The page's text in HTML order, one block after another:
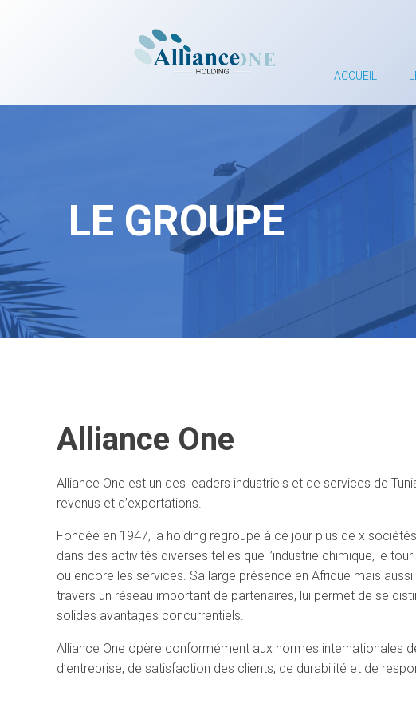
ACCUEIL
LE GROUPE
Alliance One
Alliance One est un des leaders industriels et de services de
revenus et d’exportations.
Fondée en 1947, la holding regroupe à ce jour plus de x
dans des activités diverses telles que l’industrie chimique, le
ou encore les services. Sa large présence en Afrique mais aussi
travers un réseau important de partenaires, lui permet de se
solides avantages concurrentiels.
Alliance One opère conformément aux normes internationales
d’entreprise, de satisfaction des clients, de durabilité et de